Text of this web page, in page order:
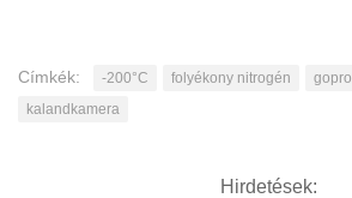
Címkék: -200°C folyékony nitrogén gopro
kalandkamera
Hirdetések: